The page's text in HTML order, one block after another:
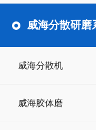
威海分散研磨
威海分散机
威海胶体磨